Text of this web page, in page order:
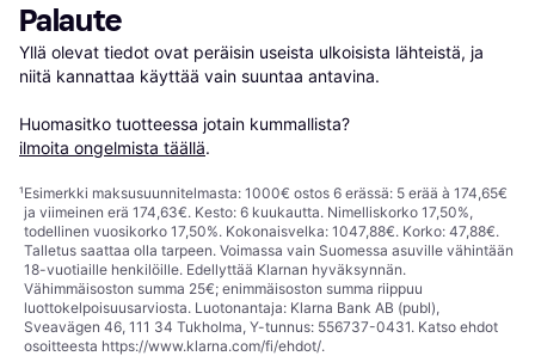
Palaute
Yllä olevat tiedot ovat peräisin useista ulkoisista lähteistä, ja
niitä kannattaa käyttää vain suuntaa antavina.
Huomasitko tuotteessa jotain kummallista?
ilmoita ongelmista täällä.
¹Esimerkki maksusuunnitelmasta: 1000€ ostos 6 erässä: 5 erää à 174,65€
ja viimeinen erä 174,63€. Kesto: 6 kuukautta. Nimelliskorko 17,50%,
todellinen vuosikorko 17,50%. Kokonaisvelka: 1047,88€. Korko: 47,88€.
Talletus saattaa olla tarpeen. Voimassa vain Suomessa asuville vähintään
18-vuotiaille henkilöille. Edellyttää Klarnan hyväksynnän.
Vähimmäisoston summa 25€; enimmäisoston summa riippuu
luottokelpoisuusarviosta. Luotonantaja: Klarna Bank AB (publ),
Sveavägen 46, 111 34 Tukholma, Y-tunnus: 556737-0431. Katso ehdot
osoitteesta https://www.klarna.com/fi/ehdot/.